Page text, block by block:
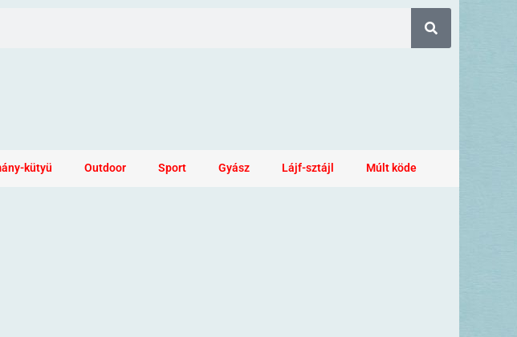
kütyü Outdoor Sport Gyász Lájf-sztájl Múlt köde